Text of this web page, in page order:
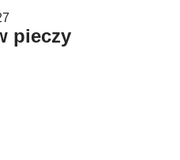
pieczy